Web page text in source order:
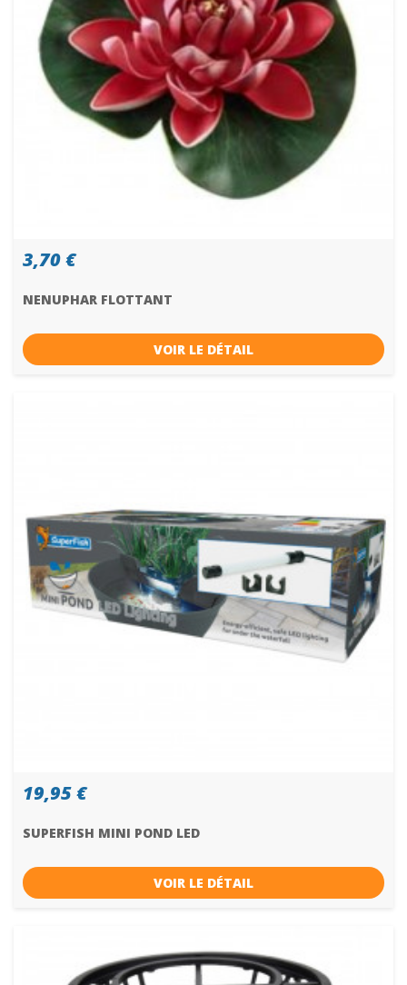
3,70 €
NENUPHAR FLOTTANT
VOIR LE DÉTAIL
19,95 €
SUPERFISH MINI POND LED
VOIR LE DÉTAIL